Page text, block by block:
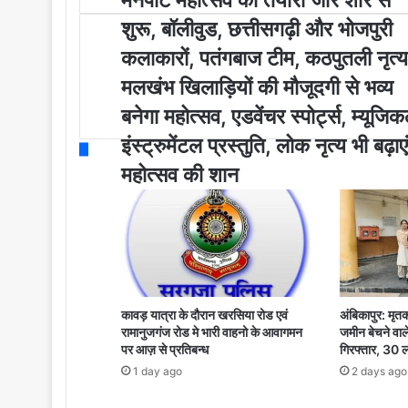
d
न
पा
ट
हो
त्स
की
तै
या
जो
शो
शु
रू
बॉ
शुरू, बॉलीवुड, छत्तीसगढ़ी और भोजपुरी
कलाकारों, पतंगबाज टीम, कठपुतली
मलखंभ खिलाड़ियों की मौजूदगी से भव्य
बनेगा महोत्सव, एडवेंचर स्पोर्ट्स,
इंस्ट्रुमेंटल प्रस्तुति, लोक नृत्य भी
महोत्सव की शान
कावड़ यात्रा के दौरान खरसिया रोड एवं
रामानुजगंज रोड मे भारी वाहनो के आवागमन
पर आज़ से प्रतिबन्ध
1 day ago
अंबिकापुर:
जमीन बेचने
गिरफ्तार, 30
2 days ago